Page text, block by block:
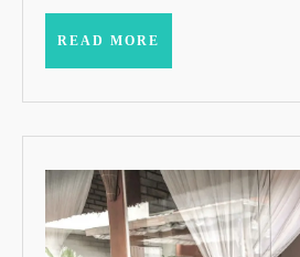
READ MORE